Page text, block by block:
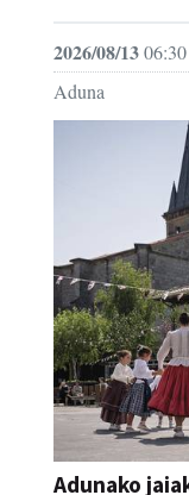
2026/08/13
Aduna
Adunako